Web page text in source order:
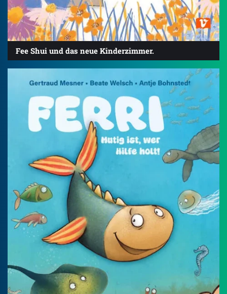
Fee Shui und das neue Kinderzimmer.